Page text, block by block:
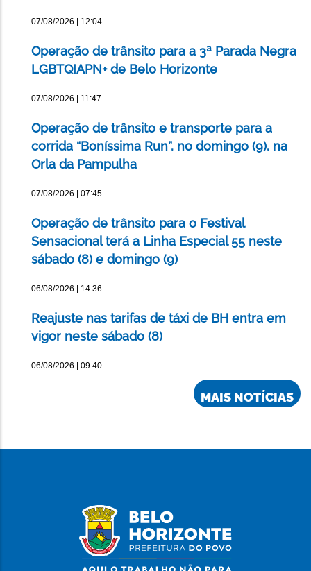
07/08/2026 | 12:04
Operação de trânsito para a 3ª Parada Negra
LGBTQIAPN+ de Belo Horizonte
07/08/2026 | 11:47
Operação de trânsito e transporte para a
corrida “Boníssima Run”, no domingo (9), na
Orla da Pampulha
07/08/2026 | 07:45
Operação de trânsito para o Festival
Sensacional terá a Linha Especial 55 neste
sábado (8) e domingo (9)
06/08/2026 | 14:36
Reajuste nas tarifas de táxi de BH entra em
vigor neste sábado (8)
06/08/2026 | 09:40
MAIS NOTÍCIAS